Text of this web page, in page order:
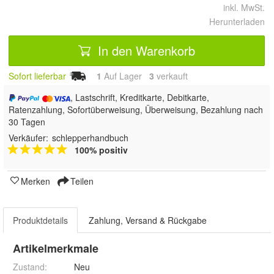
inkl. MwSt.
Herunterladen
In den Warenkorb
Sofort lieferbar 1 Auf Lager 3 verkauft
, Lastschrift, Kreditkarte, Debitkarte,
Ratenzahlung, Sofortüberweisung, Überweisung, Bezahlung nach
30 Tagen
Verkäufer: schlepperhandbuch
100% positiv
Merken Teilen
Produktdetails Zahlung, Versand & Rückgabe
Artikelmerkmale
Zustand:
Neu